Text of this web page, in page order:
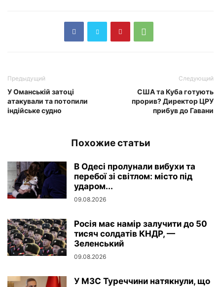
Предыдущий
У Оманській затоці
атакували та потопили
індійське судно
Следующий
США та Куба готують
прорив? Директор ЦРУ
прибув до Гавани
Похожие статьи
В Одесі пролунали вибухи та
перебої зі світлом: місто під
ударом...
09.08.2026
Росія має намір залучити до 50
тисяч солдатів КНДР, —
Зеленський
09.08.2026
У МЗС Туреччини натякнули, що